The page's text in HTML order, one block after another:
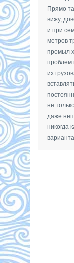
Прямо
вижу,
и при
метров
промыл
проблем
их
не
даже
никогда